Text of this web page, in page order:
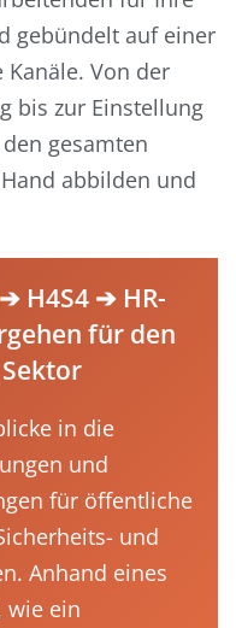
gebündelt auf einer
Von der
bis zur Einstellung
gesamten
abbilden und
H4S4 ➔ HR-
für den
in die
und
für öffentliche
und
Anhand eines
wie ein